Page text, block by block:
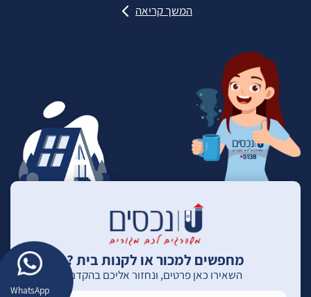
WhatsApp
המשך קריאה
מחפשים למכור או לקנות בית ?
השאירו כאן פרטים, ונחזור אליכם בהקדם